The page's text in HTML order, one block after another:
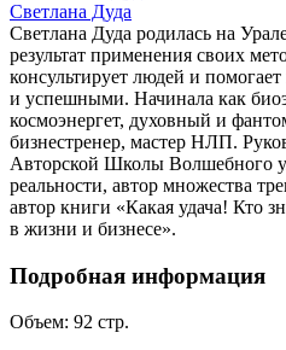
Светлана Дуда
Светлана Дуда родилась на
результат применения своих
консультирует людей и
и успешными. Начинала как
космоэнергет, духовный и
бизнестренер, мастер НЛП.
Авторской Школы Волшебного
реальности, автор множества
автор книги «Какая удача! Кто
в жизни и бизнесе».
Подробная информация
Объем: 92 стр.